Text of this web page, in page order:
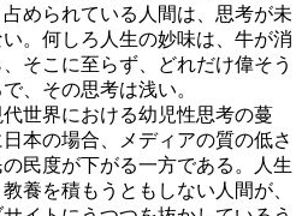
められている人間は、思考が未
。何しろ人生の妙味は、牛が消
そこに至らず、どれだけ偉そう
、その思考は浅い。
世界における幼児性思考の蔓
本の場合、メディアの質の低さ
民度が下がる一方である。人生
養を積もうともしない人間が、